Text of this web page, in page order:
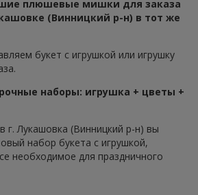
плюшевые мишки для заказа
(Винницкий р-н) в тот же
букет с игрушкой или игрушку
наборы: игрушка + цветы +
г. Лукашовка (Винницкий р-н) вы
набор букета с игрушкой,
необходимое для праздничного